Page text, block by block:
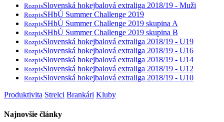
RozpisSlovenská hokejbalová extraliga 2018/19 - Muži
RozpisSHbÚ Summer Challenge 2019
RozpisSHbÚ Summer Challenge 2019 skupina A
RozpisSHbÚ Summer Challenge 2019 skupina B
RozpisSlovenská hokejbalová extraliga 2018/19 - U19
RozpisSlovenská hokejbalová extraliga 2018/19 - U16
RozpisSlovenská hokejbalová extraliga 2018/19 - U14
RozpisSlovenská hokejbalová extraliga 2018/19 - U12
RozpisSlovenská hokejbalová extraliga 2018/19 - U10
Produktivita Strelci Brankári Kluby
Najnovšie články